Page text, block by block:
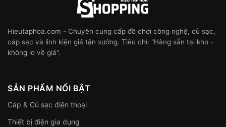
Hieutaphoa.com - Chuyên cung cấp đồ chơi công nghệ, củ sạc,
cáp sạc và linh kiện giá tận xưởng. Tiêu chí: "Hàng sẵn tại kho -
không lo về giá".
SẢN PHẨM NỔI BẬT
Cáp & Củ sạc điện thoại
Thiết bị điện gia dụng